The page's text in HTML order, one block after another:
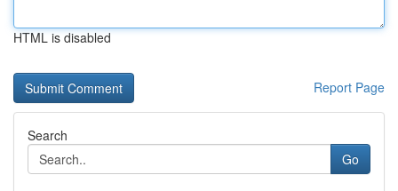
HTML is disabled
Report Page
Search
Go